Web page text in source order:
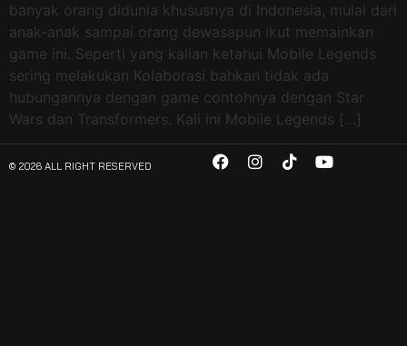
banyak orang didunia khususnya di Indonesia, mulai dari
anak-anak sampai orang dewasapun ikut memainkan
game ini. Seperti yang kalian ketahui Mobile Legends
sering melakukan Kolaborasi bahkan tidak ada
hubungannya dengan game contohnya dengan Star
Wars dan Transformers. Kali ini Mobile Legends […]
© 2026 ALL RIGHT RESERVED